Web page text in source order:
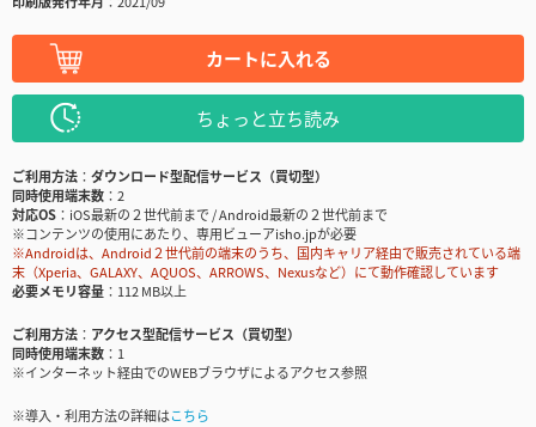
カートに入れる
ちょっと立ち読み
ご利用方法
ダウンロード型配信サービス（買切型）
同時使用端末数
2
対応OS
iOS最新の２世代前まで / Android最新の２世代前まで
※コンテンツの使用にあたり、専用ビューアisho.jpが必要
※Androidは、Android２世代前の端末のうち、国内キャリア経由で販売されている端
末（Xperia、GALAXY、AQUOS、ARROWS、Nexusなど）にて動作確認しています
必要メモリ容量
112 MB以上
ご利用方法
アクセス型配信サービス（買切型）
同時使用端末数
1
※インターネット経由でのWEBブラウザによるアクセス参照
※導入・利用方法の詳細はこちら